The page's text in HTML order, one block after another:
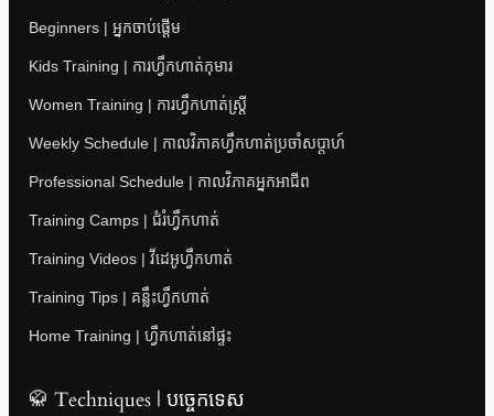
Beginners | អ្នកចាប់ផ្តើម
Kids Training | ការហ្វឹកហាត់កុមារ
Women Training | ការហ្វឹកហាត់ស្ត្រី
Weekly Schedule | កាលវិភាគហ្វឹកហាត់ប្រចាំសប្តាហ៍
Professional Schedule | កាលវិភាគអ្នកអាជីព
Training Camps | ជំរំហ្វឹកហាត់
Training Videos | វីដេអូហ្វឹកហាត់
Training Tips | គន្លឹះហ្វឹកហាត់
Home Training | ហ្វឹកហាត់នៅផ្ទះ
🥋 Techniques | បច្ចេកទេស